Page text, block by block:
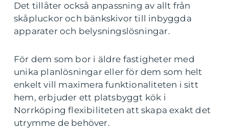
Det tillåter också anpassning av allt från
skåpluckor och bänkskivor till inbyggda
apparater och belysningslösningar.
För dem som bor i äldre fastigheter med
unika planlösningar eller för dem som helt
enkelt vill maximera funktionaliteten i sitt
hem, erbjuder ett platsbyggt kök i
Norrköping flexibiliteten att skapa exakt det
utrymme de behöver.